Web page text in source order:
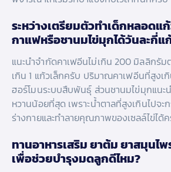
ระหว่างเตรียมตัวทำเด็กหลอดแ
กาแฟหรือชานมไข่มุกได้วันละกี่แ
แนะนำจำกัดคาเฟอีนไม่เกิน 200 มิลลิกรั
เกิน 1 แก้วเล็กครับ ปริมาณคาเฟอีนที่สูงเ
ฮอร์โมนระบบสืบพันธุ์ ส่วนชานมไข่มุกแนะ
หวานน้อยที่สุด เพราะน้ำตาลที่สูงเกินไปจะ
ร่างกายและทำลายคุณภาพของเซลล์ไข่ได้
ทานอาหารเสริม ยาต้ม ยาสมุนไ
เพื่อช่วยบำรุงมดลูกดีไหม?